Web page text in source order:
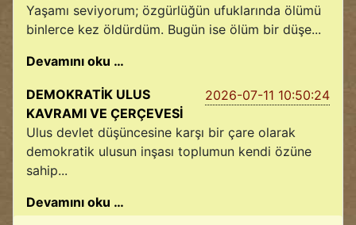
Yaşamı seviyorum; özgürlüğün ufuklarında ölümü
binlerce kez öldürdüm. Bugün ise ölüm bir düşe...
Devamını oku …
2026-07-11 10:50:24
DEMOKRATİK ULUS
KAVRAMI VE ÇERÇEVESİ
Ulus devlet düşüncesine karşı bir çare olarak
demokratik ulusun inşası toplumun kendi özüne
sahip...
Devamını oku …